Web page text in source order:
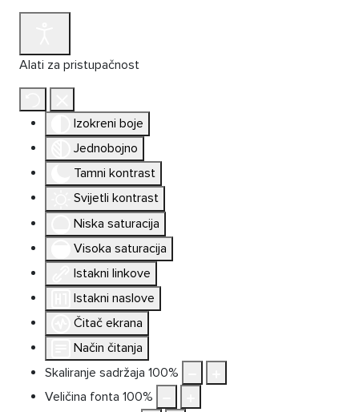
Alati za pristupačnost
Izokreni boje
Jednobojno
Tamni kontrast
Svijetli kontrast
Niska saturacija
Visoka saturacija
Istakni linkove
Istakni naslove
Čitač ekrana
Način čitanja
Skaliranje sadržaja 100%
Veličina fonta 100%